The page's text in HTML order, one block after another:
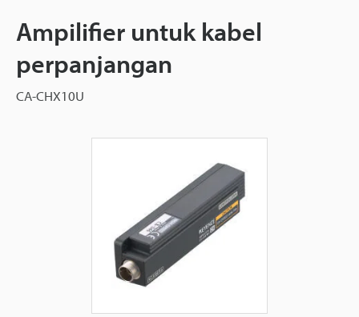
Ampilifier untuk kabel
perpanjangan
CA-CHX10U